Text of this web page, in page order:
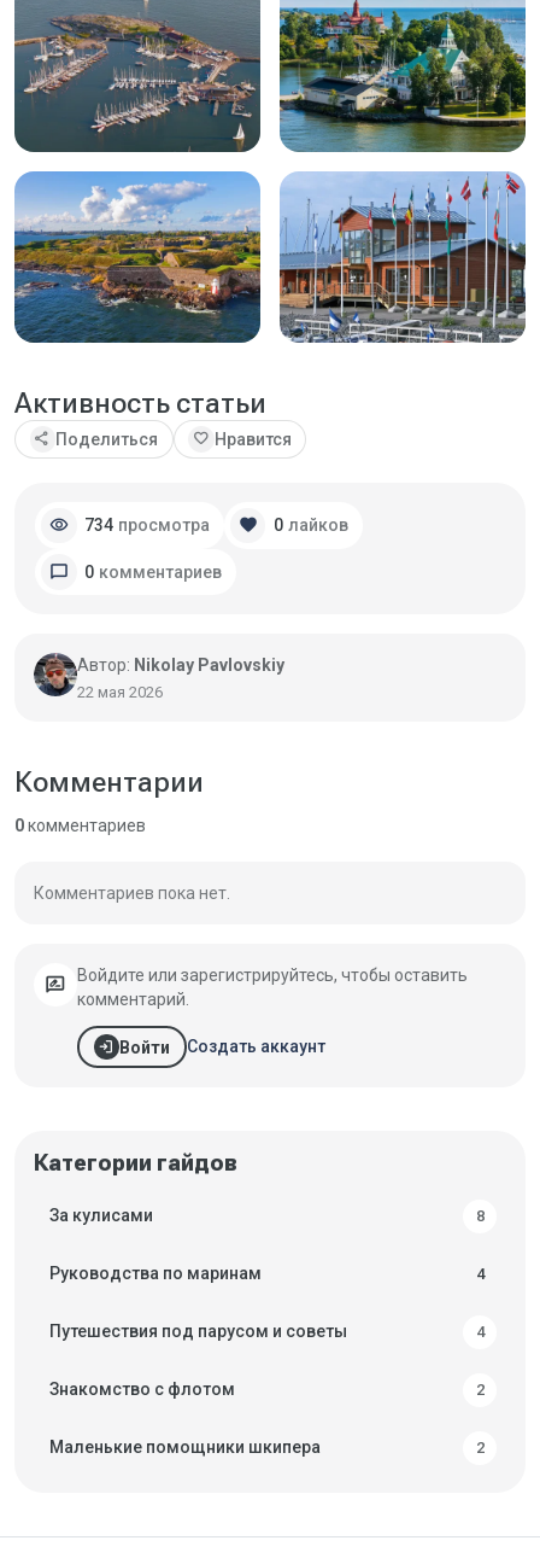
Активность статьи
share Поделиться favorite Нравится
visibility 734 просмотра favorite 0 лайков
chat_bubble 0 комментариев
Автор: Nikolay Pavlovskiy
22 мая 2026
Комментарии
0комментариев
Комментариев пока нет.
rate_review
Войдите или зарегистрируйтесь, чтобы оставить
комментарий.
login Войти Создать аккаунт
Категории гайдов
За кулисами 8
Руководства по маринам 4
Путешествия под парусом и советы 4
Знакомство с флотом 2
Маленькие помощники шкипера 2